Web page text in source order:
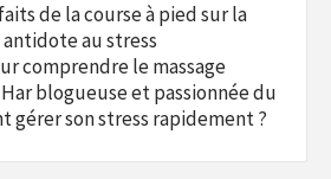
de la course à pied sur la
au stress
comprendre le massage
blogueuse et passionnée du
gérer son stress rapidement ?